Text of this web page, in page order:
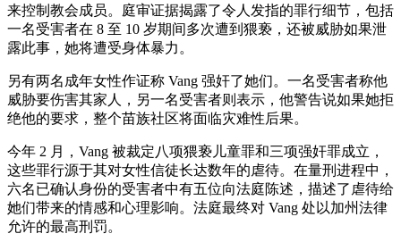
来控制教会成员。庭审证据揭露了令人发指的罪行细节，包括
一名受害者在 8 至 10 岁期间多次遭到猥亵，还被威胁如果泄
露此事，她将遭受身体暴力。
另有两名成年女性作证称 Vang 强奸了她们。一名受害者称他
威胁要伤害其家人，另一名受害者则表示，他警告说如果她拒
绝他的要求，整个苗族社区将面临灾难性后果。
今年 2 月，Vang 被裁定八项猥亵儿童罪和三项强奸罪成立，
这些罪行源于其对女性信徒长达数年的虐待。在量刑进程中，
六名已确认身份的受害者中有五位向法庭陈述，描述了虐待给
她们带来的情感和心理影响。法庭最终对 Vang 处以加州法律
允许的最高刑罚。